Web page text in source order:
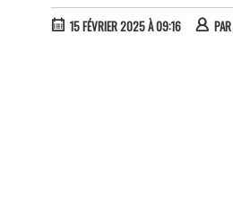
15 FÉVRIER 2025 À 09:16 PAR